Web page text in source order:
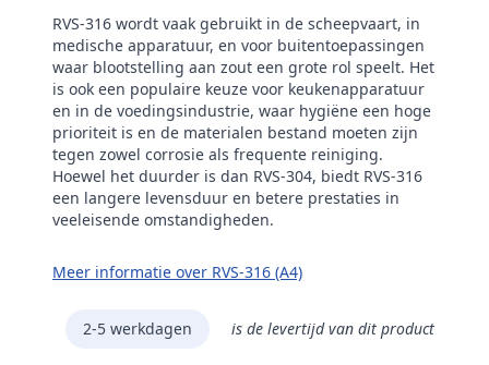
RVS-316 wordt vaak gebruikt in de scheepvaart, in
medische apparatuur, en voor buitentoepassingen
waar blootstelling aan zout een grote rol speelt. Het
is ook een populaire keuze voor keukenapparatuur
en in de voedingsindustrie, waar hygiëne een hoge
prioriteit is en de materialen bestand moeten zijn
tegen zowel corrosie als frequente reiniging.
Hoewel het duurder is dan RVS-304, biedt RVS-316
een langere levensduur en betere prestaties in
veeleisende omstandigheden.
Meer informatie over RVS-316 (A4)
2-5 werkdagen is de levertijd van dit product